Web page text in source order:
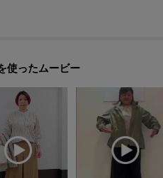
使ったムービー